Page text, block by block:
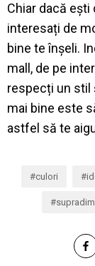
Chiar dacă
interesați de
bine te înșeli.
mall, de pe
respecți un stil
mai bine este
astfel să te
culori